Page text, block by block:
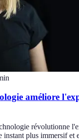
améliore
révolutionne
instant plus immersif et